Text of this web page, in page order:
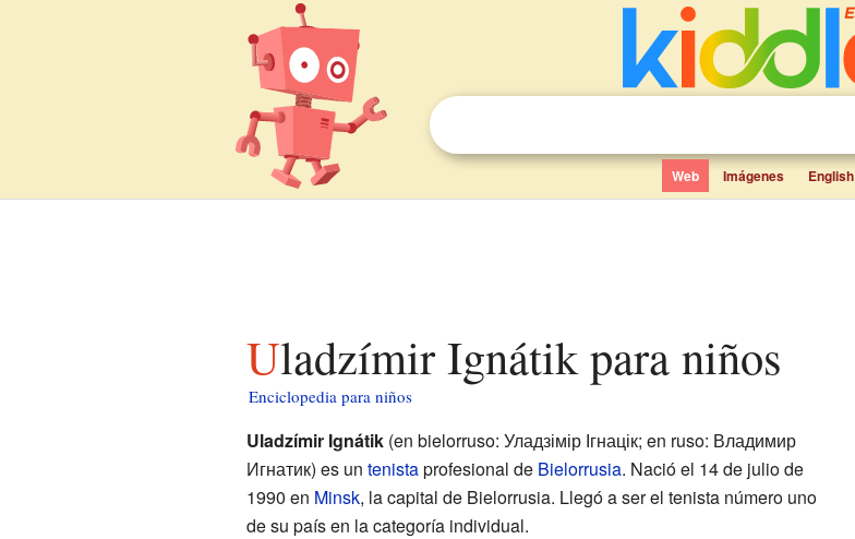
Web Imágenes English
Uladzímir Ignátik para niños
Enciclopedia para niños
Uladzímir Ignátik(en bielorruso: Уладзімір Ігнацік; en ruso: Владимир
Игнатик) es un tenistaprofesional de Bielorrusia. Nació el 14 de julio de
1990 en Minsk, la capital de Bielorrusia. Llegó a ser el tenista número uno
de su país en la categoría individual.